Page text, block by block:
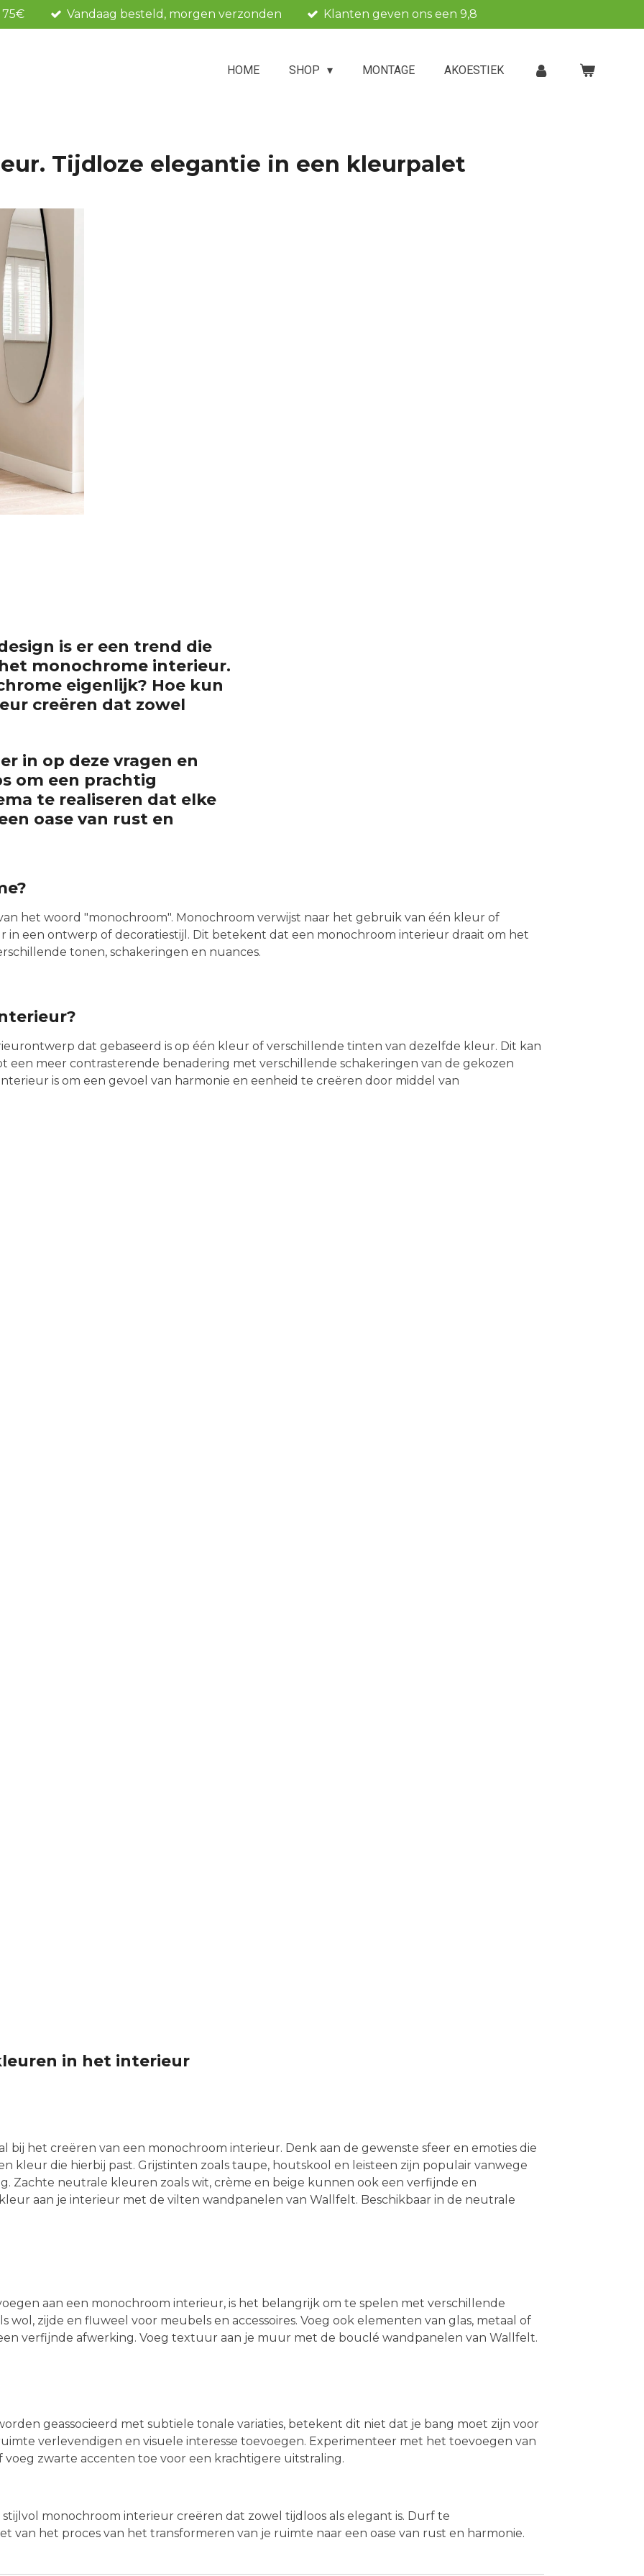
75€ Vandaag besteld, morgen verzonden Klanten geven ons een 9,8
HOME SHOP MONTAGE AKOESTIEK
Tijdloze elegantie in een kleurpalet
is er een trend die
monochrome interieur.
eigenlijk? Hoe kun
creëren dat zowel
in op deze vragen en
om een prachtig
te realiseren dat elke
oase van rust en
het woord "monochroom". Monochroom verwijst naar het gebruik van één kleur of
een ontwerp of decoratiestijl. Dit betekent dat een monochroom interieur draait om het
tonen, schakeringen en nuances.
dat gebaseerd is op één kleur of verschillende tinten van dezelfde kleur. Dit kan
een meer contrasterende benadering met verschillende schakeringen van de gekozen
is om een gevoel van harmonie en eenheid te creëren door middel van
in het interieur
bij het creëren van een monochroom interieur. Denk aan de gewenste sfeer en emoties die
kleur die hierbij past. Grijstinten zoals taupe, houtskool en leisteen zijn populair vanwege
Zachte neutrale kleuren zoals wit, crème en beige kunnen ook een verfijnde en
aan je interieur met de vilten wandpanelen van Wallfelt. Beschikbaar in de neutrale
aan een monochroom interieur, is het belangrijk om te spelen met verschillende
wol, zijde en fluweel voor meubels en accessoires. Voeg ook elementen van glas, metaal of
verfijnde afwerking. Voeg textuur aan je muur met de bouclé wandpanelen van Wallfelt.
geassocieerd met subtiele tonale variaties, betekent dit niet dat je bang moet zijn voor
verlevendigen en visuele interesse toevoegen. Experimenteer met het toevoegen van
zwarte accenten toe voor een krachtigere uitstraling.
monochroom interieur creëren dat zowel tijdloos als elegant is. Durf te
van het proces van het transformeren van je ruimte naar een oase van rust en harmonie.